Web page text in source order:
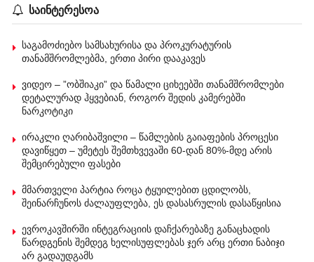
საინტერესოა
საგამოძიებო სამსახურისა და პროკურატურის
თანამშრომლებმა, ერთი პირი დააკავეს
ვიდეო – ”ობშიაკი” და წამალი ციხეებში თანამშრომლები
დეტალურად ჰყვებიან, როგორ შედის კამერებში
ნარკოტიკი
ირაკლი ღარიბაშვილი – წამლების გაიაფების პროცესი
დავიწყეთ – უმეტეს შემთხვევაში 60-დან 80%-მდე არის
შემცირებული ფასები
მმართველი პარტია როცა ტყუილებით ცდილობს,
შეინარჩუნოს ძალაუფლება, ეს დასასრულის დასაწყისია
ევროკავშირში ინტეგრაციის დაჩქარებაზე განაცხადის
წარდგენის შემდეგ ხელისუფლებას ჯერ არც ერთი ნაბიჯი
არ გადაუდგამს